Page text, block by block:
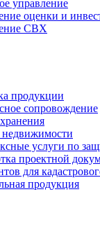
управление
оценки и
СВХ
продукции
сопровождение
услуги по
проектной
для
продукция